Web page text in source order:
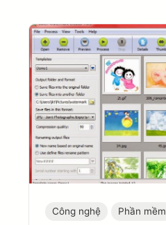
Công nghệ Phần mềm